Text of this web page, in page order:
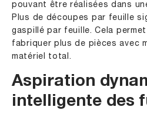
pouvant être réalisées dans
Plus de découpes par feuille
gaspillé par feuille. Cela
fabriquer plus de pièces avec
matériel total.
Aspiration
intelligente des